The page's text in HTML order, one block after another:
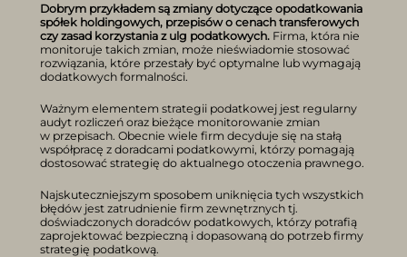
Dobrym przykładem są zmiany dotyczące opodatkowania
spółek holdingowych, przepisów o cenach transferowych
czy zasad korzystania z ulg podatkowych. Firma, która nie
monitoruje takich zmian, może nieświadomie stosować
rozwiązania, które przestały być optymalne lub wymagają
dodatkowych formalności.
Ważnym elementem strategii podatkowej jest regularny
audyt rozliczeń oraz bieżące monitorowanie zmian
w przepisach. Obecnie wiele firm decyduje się na stałą
współpracę z doradcami podatkowymi, którzy pomagają
dostosować strategię do aktualnego otoczenia prawnego.
Najskuteczniejszym sposobem uniknięcia tych wszystkich
błędów jest zatrudnienie firm zewnętrznych tj.
doświadczonych doradców podatkowych, którzy potrafią
zaprojektować bezpieczną i dopasowaną do potrzeb firmy
strategię podatkową.